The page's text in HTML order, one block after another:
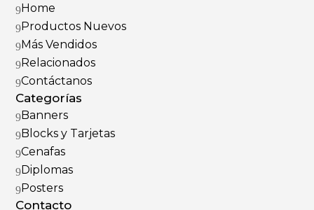
9Home
9Productos Nuevos
9Más Vendidos
9Relacionados
9Contáctanos
Categorías
9Banners
9Blocks y Tarjetas
9Cenafas
9Diplomas
9Posters
Contacto